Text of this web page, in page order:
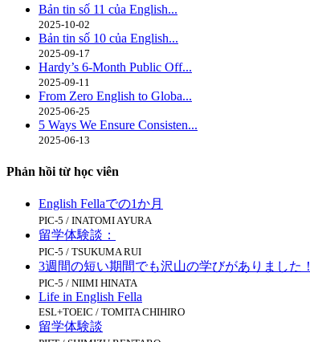
Bản tin số 11 của English...
2025-10-02
Bản tin số 10 của English...
2025-09-17
Hardy’s 6-Month Public Off...
2025-09-11
From Zero English to Globa...
2025-06-25
5 Ways We Ensure Consisten...
2025-06-13
Phản hồi từ học viên
English Fellaでの1か月
PIC-5 / INATOMI AYURA
留学体験談：
PIC-5 / TSUKUMA RUI
3週間の短い期間でも沢山の学びがありました！
PIC-5 / NIIMI HINATA
Life in English Fella
ESL+TOEIC / TOMITA CHIHIRO
留学体験談